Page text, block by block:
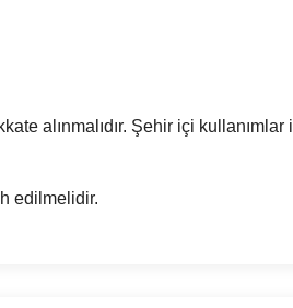
alınmalıdır. Şehir içi
edilmelidir.